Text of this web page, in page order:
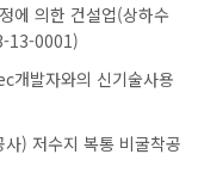
에 의한 건설업(상하수
13-0001)
개발자와의 신기술사용
) 저수지 복통 비굴착공